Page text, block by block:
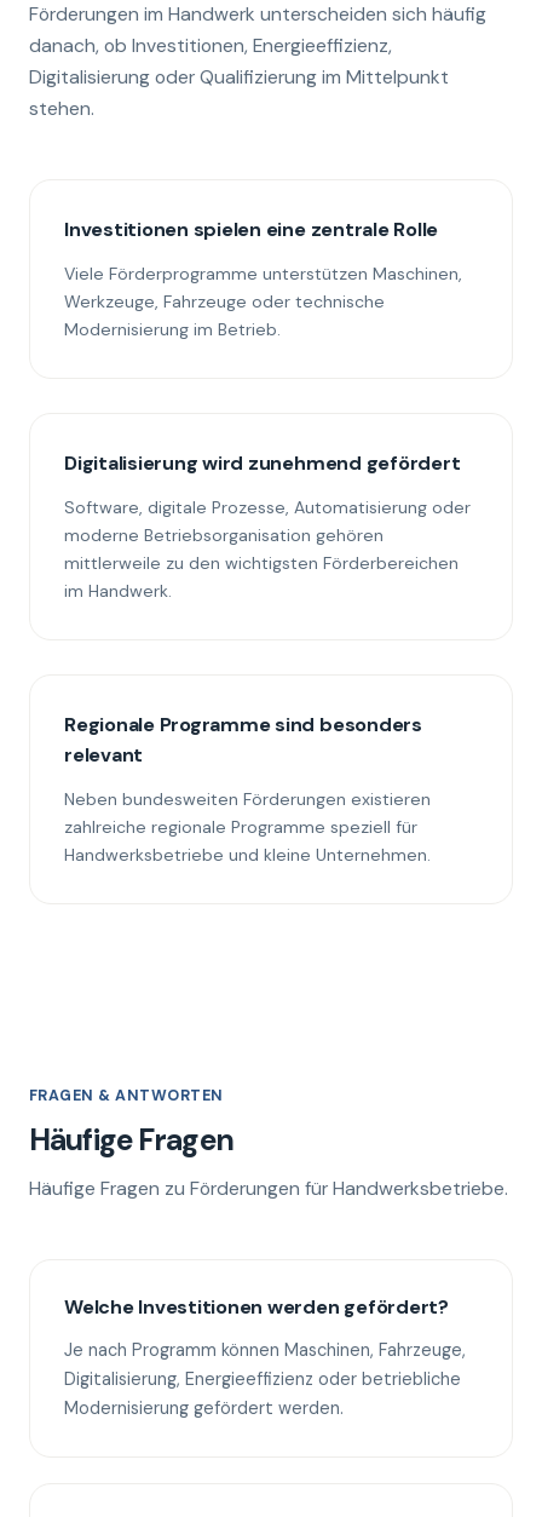
Förderungen im Handwerk unterscheiden sich häufig
danach, ob Investitionen, Energieeffizienz,
Digitalisierung oder Qualifizierung im Mittelpunkt
stehen.
Investitionen spielen eine zentrale Rolle
Viele Förderprogramme unterstützen Maschinen,
Werkzeuge, Fahrzeuge oder technische
Modernisierung im Betrieb.
Digitalisierung wird zunehmend gefördert
Software, digitale Prozesse, Automatisierung oder
moderne Betriebsorganisation gehören
mittlerweile zu den wichtigsten Förderbereichen
im Handwerk.
Regionale Programme sind besonders
relevant
Neben bundesweiten Förderungen existieren
zahlreiche regionale Programme speziell für
Handwerksbetriebe und kleine Unternehmen.
FRAGEN & ANTWORTEN
Häufige Fragen
Häufige Fragen zu Förderungen für Handwerksbetriebe.
Welche Investitionen werden gefördert?
Je nach Programm können Maschinen, Fahrzeuge,
Digitalisierung, Energieeffizienz oder betriebliche
Modernisierung gefördert werden.